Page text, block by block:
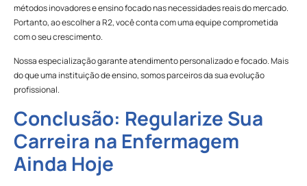
métodos inovadores e ensino focado nas necessidades reais do mercado.
Portanto, ao escolher a R2, você conta com uma equipe comprometida
com o seu crescimento.
Nossa especialização garante atendimento personalizado e focado. Mais
do que uma instituição de ensino, somos parceiros da sua evolução
profissional.
Conclusão: Regularize Sua
Carreira na Enfermagem
Ainda Hoje